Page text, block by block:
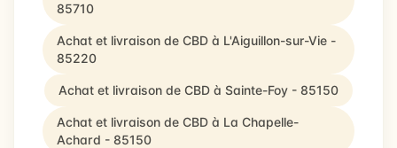
85710
Achat et livraison de CBD à L'Aiguillon-sur-Vie -
85220
Achat et livraison de CBD à Sainte-Foy - 85150
Achat et livraison de CBD à La Chapelle-
Achard - 85150